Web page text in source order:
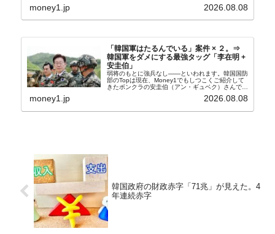
たといわれます（後述）。これは、いわゆる「塩田
money1.jp 2026.08.08
「韓国軍はたるんでいる」案件 × ２。⇒
韓国軍をダメにする最強タッグ「李在明 +
安圭伯」
弱将のもとに強兵なし――といわれます。韓国国防
部のTopは現在、Money1でもしつこくご紹介して
きたボンクラの安圭伯（アン・ギュベク）さんで
さんと「韓国初の文官上がり」の国防部長官安圭伯
money1.jp 2026.08.08
韓国政府の財政赤字「71兆」が見えた。4
年連続赤字